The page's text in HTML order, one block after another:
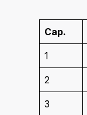
Cap.
1
2
3